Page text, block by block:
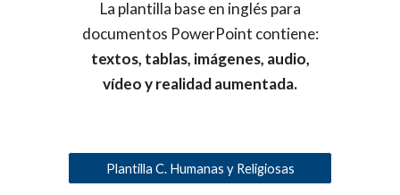
La plantilla base en inglés para
documentos PowerPoint contiene:
textos, tablas, imágenes, audio,
vídeo y realidad aumentada.
Plantilla C. Humanas y Religiosas